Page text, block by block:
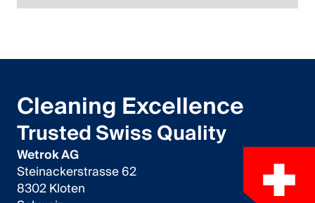
Cleaning Excellence
Trusted Swiss Quality
Wetrok AG
Steinackerstrasse 62
8302 Kloten